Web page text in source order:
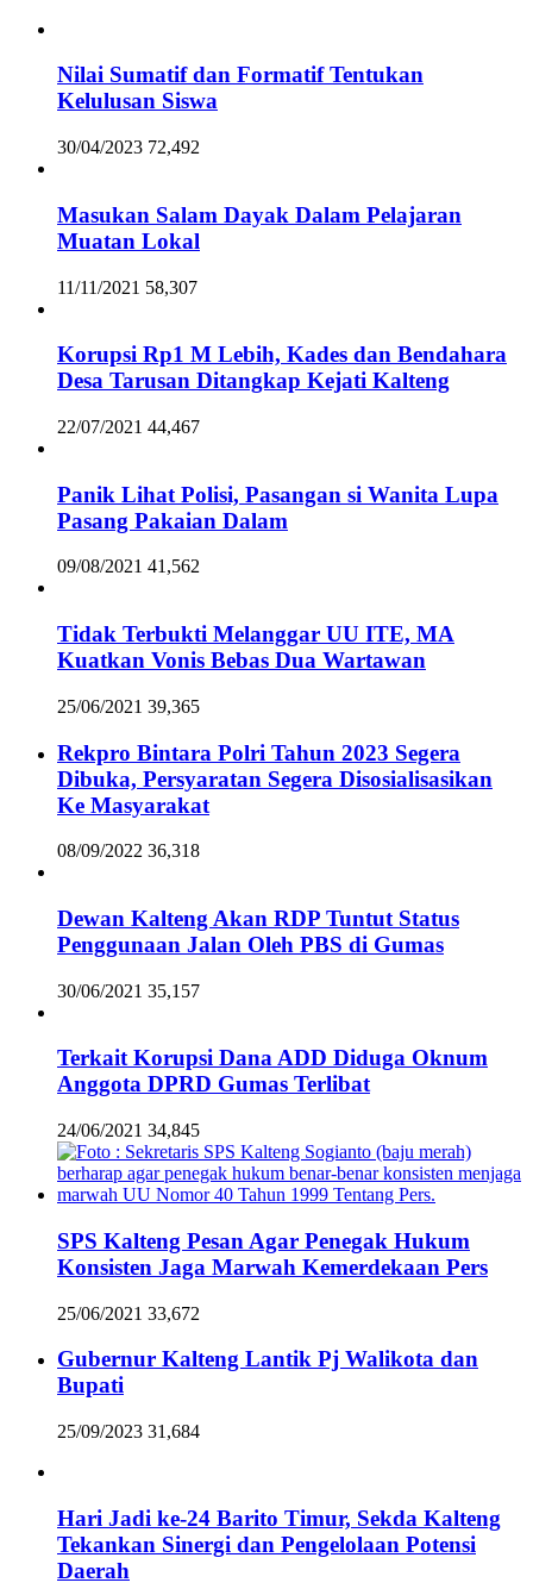
Nilai Sumatif dan Formatif Tentukan
Kelulusan Siswa
30/04/2023 72,492
Masukan Salam Dayak Dalam Pelajaran
Muatan Lokal
11/11/2021 58,307
Korupsi Rp1 M Lebih, Kades dan Bendahara
Desa Tarusan Ditangkap Kejati Kalteng
22/07/2021 44,467
Panik Lihat Polisi, Pasangan si Wanita Lupa
Pasang Pakaian Dalam
09/08/2021 41,562
Tidak Terbukti Melanggar UU ITE, MA
Kuatkan Vonis Bebas Dua Wartawan
25/06/2021 39,365
Rekpro Bintara Polri Tahun 2023 Segera
Dibuka, Persyaratan Segera Disosialisasikan
Ke Masyarakat
08/09/2022 36,318
Dewan Kalteng Akan RDP Tuntut Status
Penggunaan Jalan Oleh PBS di Gumas
30/06/2021 35,157
Terkait Korupsi Dana ADD Diduga Oknum
Anggota DPRD Gumas Terlibat
24/06/2021 34,845
SPS Kalteng Pesan Agar Penegak Hukum
Konsisten Jaga Marwah Kemerdekaan Pers
25/06/2021 33,672
Gubernur Kalteng Lantik Pj Walikota dan
Bupati
25/09/2023 31,684
Hari Jadi ke-24 Barito Timur, Sekda Kalteng
Tekankan Sinergi dan Pengelolaan Potensi
Daerah